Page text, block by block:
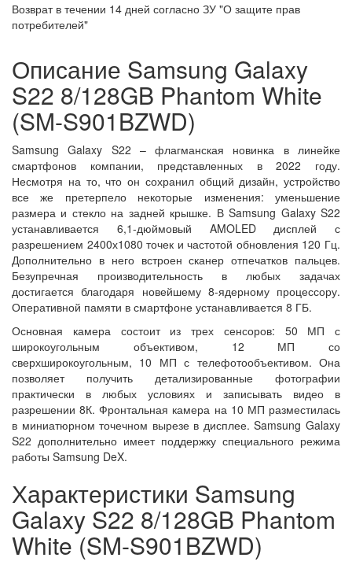
Возврат в течении 14 дней согласно ЗУ "О защите прав
потребителей"
Описание Samsung Galaxy
S22 8/128GB Phantom White
(SM-S901BZWD)
Samsung Galaxy S22 – флагманская новинка в линейке
смартфонов компании, представленных в 2022 году.
Несмотря на то, что он сохранил общий дизайн, устройство
все же претерпело некоторые изменения: уменьшение
размера и стекло на задней крышке. В Samsung Galaxy S22
устанавливается 6,1-дюймовый AMOLED дисплей с
разрешением 2400х1080 точек и частотой обновления 120 Гц.
Дополнительно в него встроен сканер отпечатков пальцев.
Безупречная производительность в любых задачах
достигается благодаря новейшему 8-ядерному процессору.
Оперативной памяти в смартфоне устанавливается 8 ГБ.
Основная камера состоит из трех сенсоров: 50 МП с
широкоугольным объективом, 12 МП со
сверхширокоугольным, 10 МП с телефотообъективом. Она
позволяет получить детализированные фотографии
практически в любых условиях и записывать видео в
разрешении 8К. Фронтальная камера на 10 МП разместилась
в миниатюрном точечном вырезе в дисплее. Samsung Galaxy
S22 дополнительно имеет поддержку специального режима
работы Samsung DeX.
Характеристики Samsung
Galaxy S22 8/128GB Phantom
White (SM-S901BZWD)